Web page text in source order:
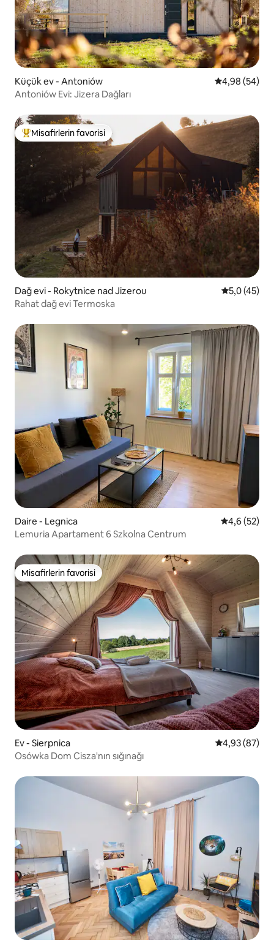
Küçük ev - Antoniów 5 üzerinden
4,98 (54)
Antoniów Evi: Jizera Dağları
Misafirlerin favorilerinden en beğenilenler arasında
Misafirlerin favorisi
Dağ evi - Rokytnice nad Jizerou 5 üzerinden
5,0 (45)
Rahat dağ evi Termoska
Daire - Legnica 5 üzerinden
4,6 (52)
Lemuria Apartament 6 Szkolna Centrum
Misafirlerin favorisi
Misafirlerin favorisi
Ev - Sierpnica 5 üzerinden
4,93 (87)
Osówka Dom Cisza'nın sığınağı